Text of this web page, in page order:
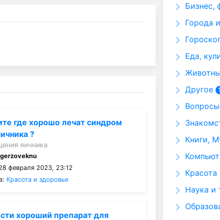
где хорошо лечат синдром
?
яичника
gerzoveknu
февраля 2023, 23:12
Красота и здоровье
хороший препарат для
Бизнес,
Города
Еда,
Другое
Книги,
Наука и